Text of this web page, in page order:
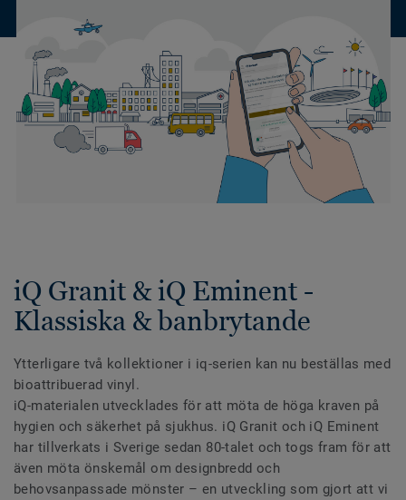
iQ Granit & iQ Eminent -
Klassiska & banbrytande
Ytterligare två kollektioner i iq-serien kan nu beställas med
bioattribuerad vinyl.
iQ-materialen utvecklades för att möta de höga kraven på
hygien och säkerhet på sjukhus. iQ Granit och iQ Eminent
har tillverkats i Sverige sedan 80-talet och togs fram för att
även möta önskemål om designbredd och
behovsanpassade mönster – en utveckling som gjort att vi